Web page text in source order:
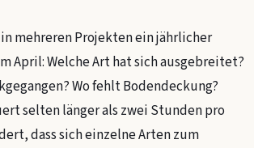
mehreren Projekten ein jährlicher
April: Welche Art hat sich ausgebreitet?
Wo fehlt Bodendeckung?
selten länger als zwei Stunden pro
dass sich einzelne Arten zum